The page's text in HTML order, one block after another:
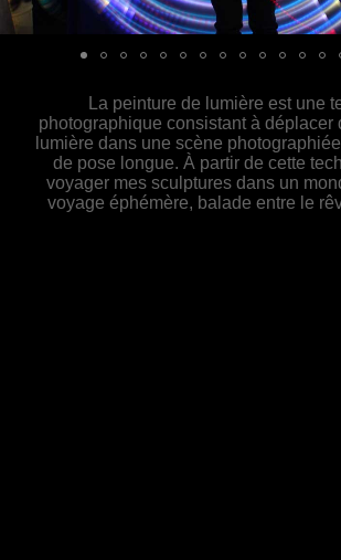
La peinture de lumière est une
photographique consistant à déplacer
lumière dans une scène
de pose longue. À partir de cette
voyager mes sculptures dans un
voyage éphémère, balade entre le